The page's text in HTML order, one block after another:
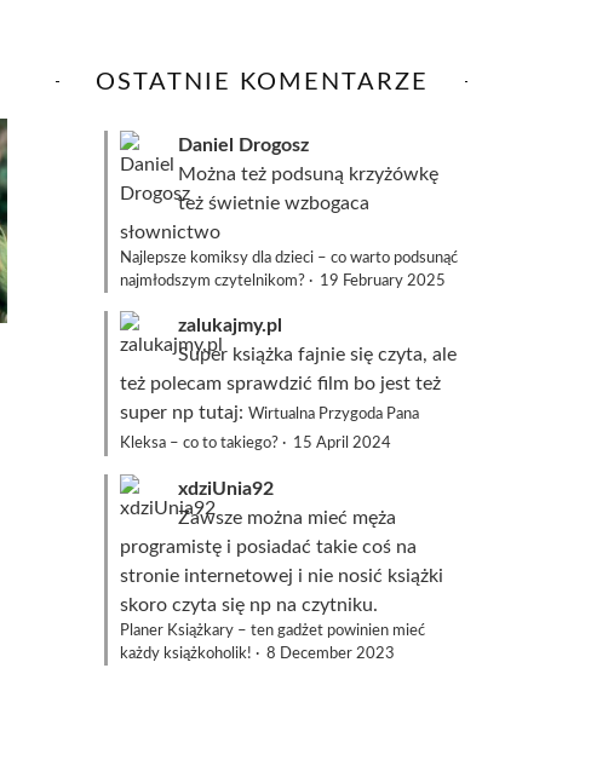
OSTATNIE KOMENTARZE
Daniel Drogosz
Można też podsuną krzyżówkę
też świetnie wzbogaca
słownictwo
Najlepsze komiksy dla dzieci – co warto podsunąć
najmłodszym czytelnikom? · 19 February 2025
zalukajmy.pl
Super książka fajnie się czyta, ale
też polecam sprawdzić film bo jest też
super np tutaj: Wirtualna Przygoda Pana
Kleksa – co to takiego? · 15 April 2024
xdziUnia92
Zawsze można mieć męża
programistę i posiadać takie coś na
stronie internetowej i nie nosić książki
skoro czyta się np na czytniku.
Planer Książkary – ten gadżet powinien mieć
każdy książkoholik! · 8 December 2023